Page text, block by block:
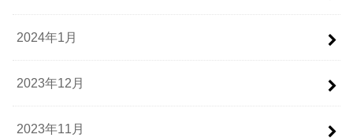
2024年1月
2023年12月
2023年11月